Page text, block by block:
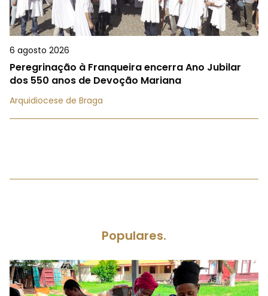
6 agosto 2026
Peregrinação à Franqueira encerra Ano Jubilar
dos 550 anos de Devoção Mariana
Arquidiocese de Braga
Populares.